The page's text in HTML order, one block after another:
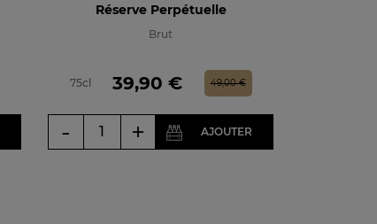
Réserve Perpétuelle
Brut
75cl Prix
39,90 €Prix de base
49,00 €
- + AJOUTER